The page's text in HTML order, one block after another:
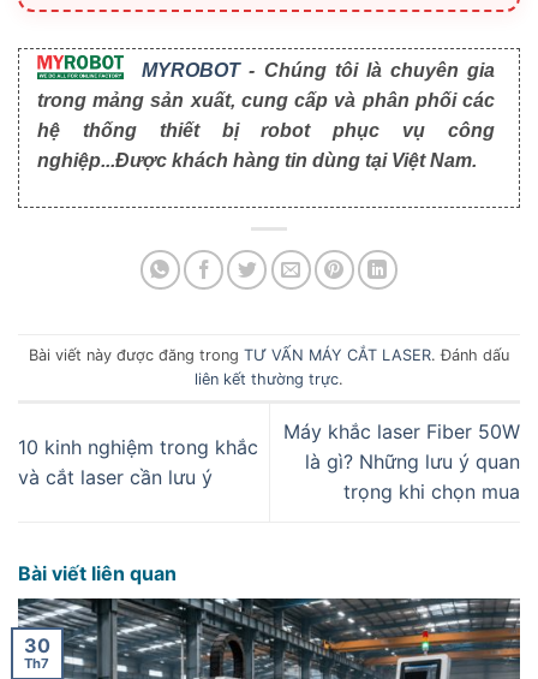
MYROBOT- Chúng tôi là chuyên gia
trong mảng sản xuất, cung cấp và phân phối các
hệ thống thiết bị robot phục vụ công
nghiệp...Được khách hàng tin dùng tại Việt Nam.
Bài viết này được đăng trong TƯ VẤN MÁY CẮT LASER. Đánh dấu
liên kết thường trực.
10 kinh nghiệm trong khắc
và cắt laser cần lưu ý
Máy khắc laser Fiber 50W
là gì? Những lưu ý quan
trọng khi chọn mua
Bài viết liên quan
30
Th7